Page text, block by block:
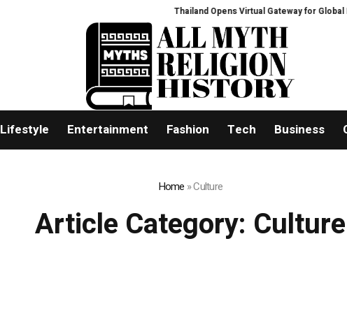
Thailand Opens Virtual Gateway for Global
Lifestyle Entertainment Fashion Tech Business
Home »Culture
Article Category: Culture